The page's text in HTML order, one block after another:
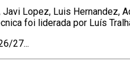
Lopez, Luis Hernandez,
foi liderada por Luís
27...